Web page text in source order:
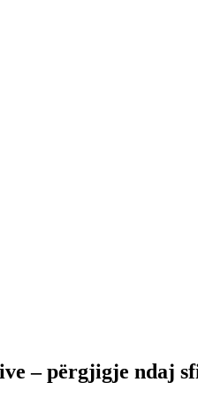
– përgjigje ndaj